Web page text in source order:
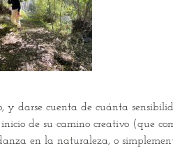
darse cuenta de cuánta
de su camino creativo (que
en la naturaleza, o